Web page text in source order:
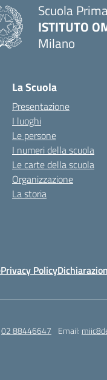
Scuola
ISTITUTO
Milano
La Scuola
Presentazione
I luoghi
Le persone
I numeri della scuola
Le carte della scuola
Organizzazione
La storia
Privacy Policy
02 88446647 Email: